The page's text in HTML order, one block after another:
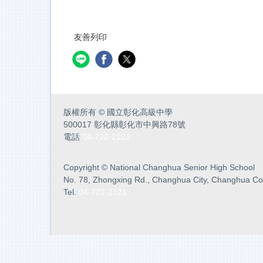
友善列印
版權所有 © 國立彰化高級中學
500017 彰化縣彰化市中興路78號
電話
Copyright © National Changhua Senior High School
No. 78, Zhongxing Rd., Changhua City, Changhua
Tel.